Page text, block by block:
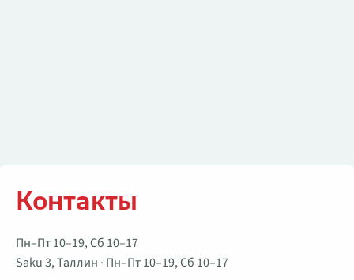
Контакты
Пн–Пт 10–19, Сб 10–17
Saku 3, Таллин · Пн–Пт 10–19, Сб 10–17